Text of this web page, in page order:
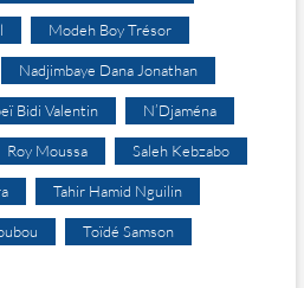
Modeh Boy Trésor
Nadjimbaye Dana Jonathan
Bidi Valentin N’Djaména
Roy Moussa Saleh Kebzabo
Tahir Hamid Nguilin
Toïdé Samson